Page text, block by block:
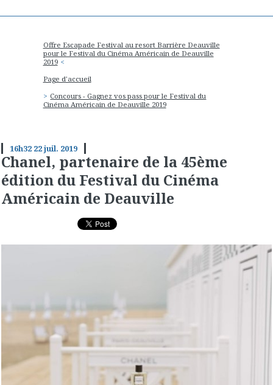
Offre Escapade Festival au resort Barrière Deauville
pour le Festival du Cinéma Américain de Deauville
2019
Page d'accueil
Concours - Gagnez vos pass pour le Festival du
Cinéma Américain de Deauville 2019
16h32 22juil. 2019
Chanel, partenaire de la 45ème
édition du Festival du Cinéma
Américain de Deauville